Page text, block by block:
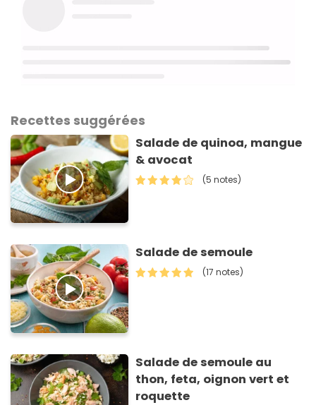
Recettes suggérées
Salade de quinoa, mangue
& avocat
(5 notes)
Salade de semoule
(17 notes)
Salade de semoule au
thon, feta, oignon vert et
roquette